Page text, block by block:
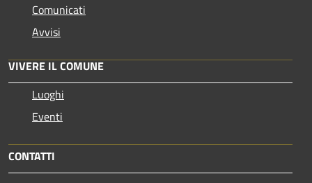
Comunicati
Avvisi
VIVERE IL COMUNE
Luoghi
Eventi
CONTATTI